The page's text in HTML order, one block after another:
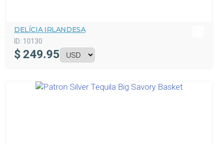
DELÍCIA IRLANDESA
ID: 10130
$ 249.95